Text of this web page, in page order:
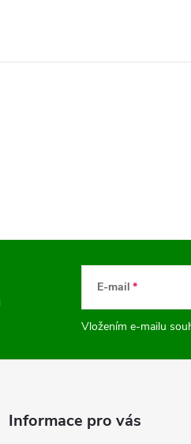
E-mail
Vložením e-mailu
Informace pro vás